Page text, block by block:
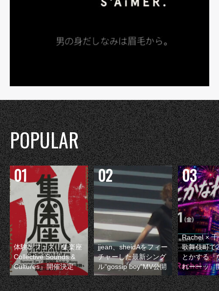
POPULAR
体験型フェス『集楽座
Collective Sounds &
Cultures』開催決定
jjean、sheidAをフィー
チャーした最新シング
ル“gossip boy”MV公開
Rachel ×
歌舞伎町で
とかする『
れーーッ』